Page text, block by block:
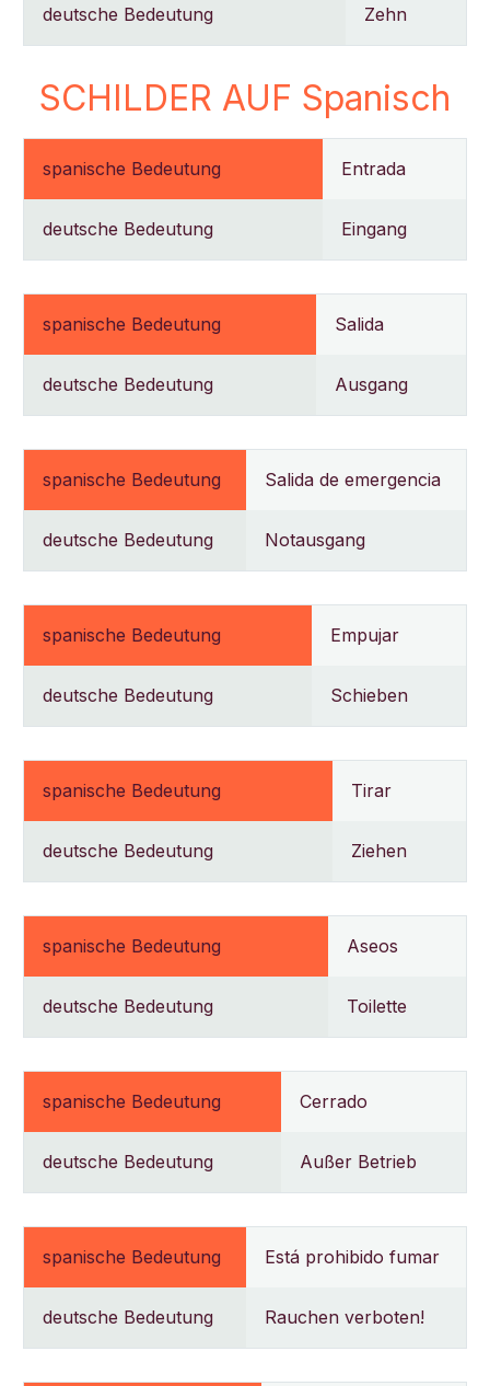
deutsche Bedeutung Zehn
SCHILDER AUF Spanisch
spanische Bedeutung Entrada
deutsche Bedeutung Eingang
spanische Bedeutung Salida
deutsche Bedeutung Ausgang
spanische Bedeutung Salida de emergencia
deutsche Bedeutung Notausgang
spanische Bedeutung Empujar
deutsche Bedeutung Schieben
spanische Bedeutung Tirar
deutsche Bedeutung Ziehen
spanische Bedeutung Aseos
deutsche Bedeutung Toilette
spanische Bedeutung Cerrado
deutsche Bedeutung Außer Betrieb
spanische Bedeutung Está prohibido fumar
deutsche Bedeutung Rauchen verboten!